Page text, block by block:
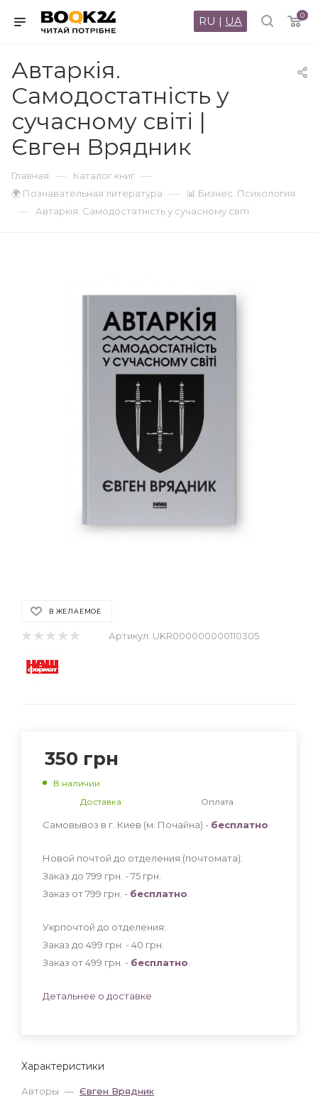
0
RU | UA
Автаркія.
Самодостатність у
сучасному світі |
Євген Врядник
Главная — Каталог книг —
🌍 Познавательная литература — 📊 Бизнес. Психология
— Автаркія. Самодостатність у сучасному світі
В ЖЕЛАЕМОЕ
Артикул: UKR000000000110305
Характеристики
Авторы — Євген Врядник
350 грн
В наличии
Доставка
Оплата
Самовывоз в г. Киев (м. Почайна) - бесплатно
Новой почтой до отделения (почтомата):
Заказ до 799 грн. - 75 грн
Заказ от 799 грн. - бесплатно
Укрпочтой до отделения:
Заказ до 499 грн. - 40 грн
Заказ от 499 грн. - бесплатно
Детальнее о доставке